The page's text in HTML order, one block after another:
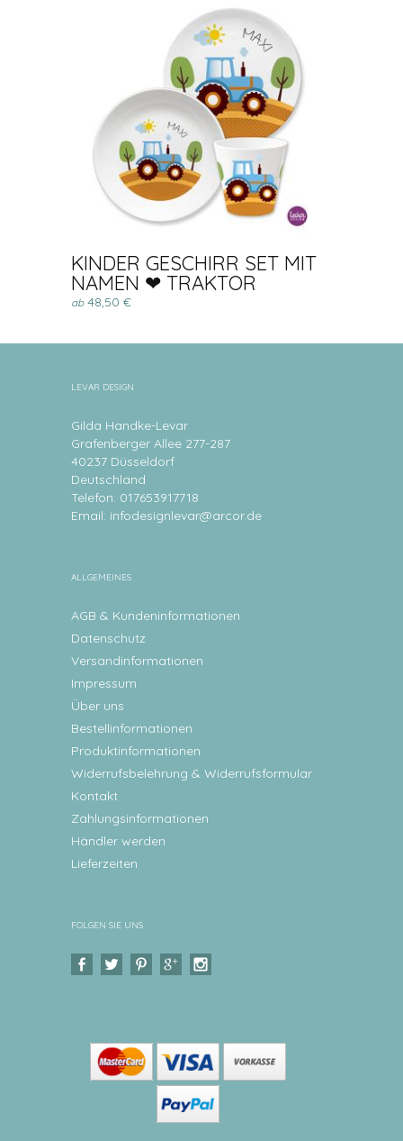
KINDER GESCHIRR SET MIT
NAMEN ❤ TRAKTOR
ab48,50 €
LEVAR DESIGN
Gilda Handke-Levar
Grafenberger Allee 277-287
40237 Düsseldorf
Deutschland
Telefon: 017653917718
Email: infodesignlevar@arcor.de
ALLGEMEINES
AGB & Kundeninformationen
Datenschutz
Versandinformationen
Impressum
Über uns
Bestellinformationen
Produktinformationen
Widerrufsbelehrung & Widerrufsformular
Kontakt
Zahlungsinformationen
Händler werden
Lieferzeiten
FOLGEN SIE UNS